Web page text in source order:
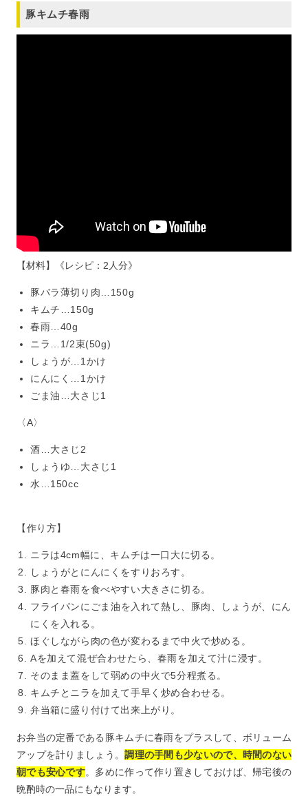
豚キムチ春雨
【材料】《レシピ：2人分》
豚バラ薄切り肉…150g
キムチ…150g
春雨…40g
ニラ…1/2束(50g)
しょうが…1かけ
にんにく…1かけ
ごま油…大さじ1
〈A〉
酒…大さじ2
しょうゆ…大さじ1
水…150cc
【作り方】
ニラは4cm幅に、キムチは一口大に切る。
しょうがとにんにくをすりおろす。
豚肉と春雨を食べやすい大きさに切る。
フライパンにごま油を入れて熱し、豚肉、しょうが、にん
にくを入れる。
ほぐしながら肉の色が変わるまで中火で炒める。
Aを加えて混ぜ合わせたら、春雨を加えて汁に浸す。
そのまま蓋をして弱めの中火で5分程煮る。
キムチとニラを加えて手早く炒め合わせる。
弁当箱に盛り付けて出来上がり。
お弁当の定番である豚キムチに春雨をプラスして、ボリューム
アップを計りましょう。調理の手間も少ないので、時間のない
朝でも安心です。多めに作って作り置きしておけば、帰宅後の
晩酌時の一品にもなります。